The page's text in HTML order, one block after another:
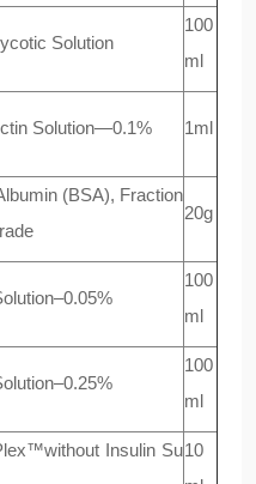
Solution
100
ml
Solution—0.1% 1ml
(BSA), Fraction
20g
100
ml
100
ml
Insulin Su10